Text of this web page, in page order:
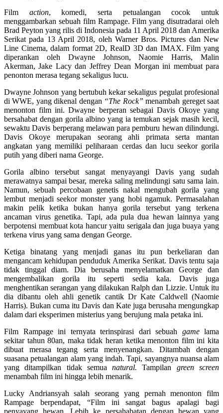
Film action, komedi, serta petualangan cocok untuk
menggambarkan sebuah film Rampage. Film yang disutradarai oleh
Brad Peyton yang rilis di Indonesia pada 11 April 2018 dan Amerika
Serikat pada 13 April 2018, oleh Warner Bros. Pictures dan New
Line Cinema, dalam format 2D, RealD 3D dan IMAX. Film yang
diperankan oleh Dwayne Johnson, Naomie Harris, Malin
Akerman, Jake Lacy dan Jeffrey Dean Morgan ini membuat para
penonton merasa tegang sekaligus lucu.
Dwayne Johnson yang bertubuh kekar sekaligus pegulat profesional
di WWE, yang dikenal dengan “The Rock” menambah gereget saat
menonton film ini. Dwayne berperan sebagai Davis Okoye yang
bersahabat dengan gorila albino yang ia temukan sejak masih kecil,
sewaktu Davis berperang melawan para pemburu hewan dilindungi.
Davis Okoye merupakan seorang ahli primata serta mantan
angkatan yang memiliki peliharaan cerdas dan lucu seekor gorila
putih yang diberi nama George.
Gorila albino tersebut sangat menyayangi Davis yang sudah
merawatnya sampai besar, mereka saling melindungi satu sama lain.
Namun, sebuah percobaan genetis nakal mengubah gorila yang
lembut menjadi seekor monster yang hobi ngamuk. Permasalahan
makin pelik ketika bukan hanya gorila tersebut yang terkena
ancaman virus genetika. Tapi, ada pula dua hewan lainnya yang
berpotensi membuat kota hancur yaitu serigala dan juga buaya yang
terkena virus yang sama dengan George.
Ketiga binatang yang menjadi ganas itu pun berkeliaran dan
mengancam kehidupan penduduk Amerika Serikat. Davis tentu saja
tidak tinggal diam. Dia berusaha menyelamatkan George dan
mengembalikan gorila itu seperti sedia kala. Davis juga
menghentikan serangan yang dilakukan Ralph dan Lizzie. Untuk itu
dia dibantu oleh ahli genetik cantik Dr Kate Caldwell (Naomie
Harris). Bukan cuma itu Davis dan Kate juga berusaha mengungkap
dalam dari eksperimen misterius yang berujung mala petaka ini.
Film Rampage ini ternyata terinspirasi dari sebuah gamelama
sekitar tahun 80an, maka tidak heran ketika menonton film ini kita
dibuat merasa tegang serta menyenangkan. Ditambah dengan
suasana petualangan alam yang indah. Tapi, sayangnya nuansa alam
yang ditampilkan tidak semuanatural. Tampilan green screen
menambah film ini hingga lebih menarik.
Lucky Andriansyah salah seorang yang pernah menonton film
Rampage berpendapat, “Film ini sangat bagus apalagi bagi
penyayang hewan. Lebih ke persahabatan dengan hewan yang